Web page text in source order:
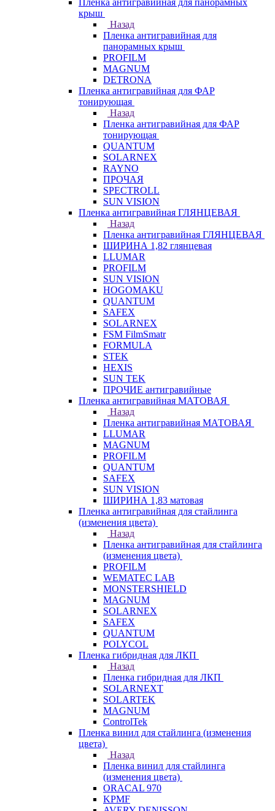
Пленка антигравийная для панорамных
крыш
Назад
Пленка антигравийная для
панорамных крыш
PROFILM
MAGNUM
DETRONA
Пленка антигравийная для ФАР
тонирующая
Назад
Пленка антигравийная для ФАР
тонирующая
QUANTUM
SOLARNEX
RAYNO
ПРОЧАЯ
SPECTROLL
SUN VISION
Пленка антигравийная ГЛЯНЦЕВАЯ
Назад
Пленка антигравийная ГЛЯНЦЕВАЯ
ШИРИНА 1,82 глянцевая
LLUMAR
PROFILM
SUN VISION
HOGOMAKU
QUANTUM
SAFEX
SOLARNEX
FSM FilmSmatr
FORMULA
STEK
HEXIS
SUN TEK
ПРОЧИЕ антигравийные
Пленка антигравийная МАТОВАЯ
Назад
Пленка антигравийная МАТОВАЯ
LLUMAR
MAGNUM
PROFILM
QUANTUM
SAFEX
SUN VISION
ШИРИНА 1,83 матовая
Пленка антигравийная для стайлинга
(изменения цвета)
Назад
Пленка антигравийная для стайлинга
(изменения цвета)
PROFILM
WEMATEC LAB
MONSTERSHIELD
MAGNUM
SOLARNEX
SAFEX
QUANTUM
POLYCOL
Пленка гибридная для ЛКП
Назад
Пленка гибридная для ЛКП
SOLARNEXT
SOLARTEK
MAGNUM
ControlTek
Пленка винил для стайлинга (изменения
цвета)
Назад
Пленка винил для стайлинга
(изменения цвета)
ORACAL 970
KPMF